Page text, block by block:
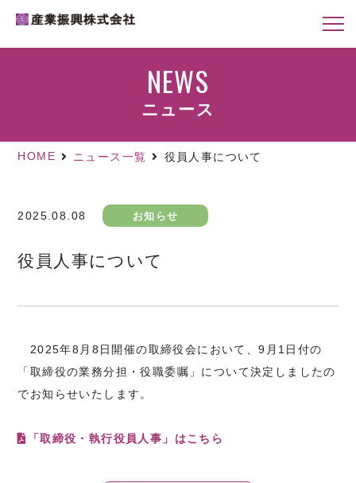
NEWS
ニュース
HOME ニュース一覧 役員人事について
2025.08.08 お知らせ
役員人事について
2025年8月8日開催の取締役会において、9月1日付の
「取締役の業務分担・役職委嘱」について決定しましたの
でお知らせいたします。
「取締役・執行役員人事」はこちら